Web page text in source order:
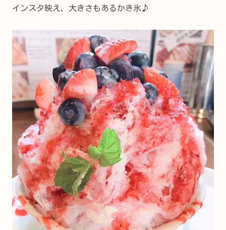
インスタ映え、大きさもあるかき氷♪